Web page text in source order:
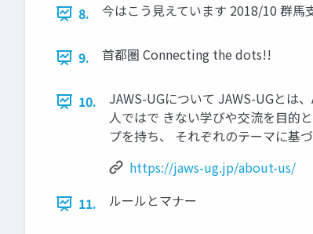
8. 今はこう見えています 2018/10 群
9. 首都圏 Connecting the dots!!
10.
JAWS-UGについて JAWS-UGとは
人ではで きない学びや交流を目的
プを持ち、 それぞれのテーマに
https://jaws-ug.jp/about-us/
11.
ルールとマナー